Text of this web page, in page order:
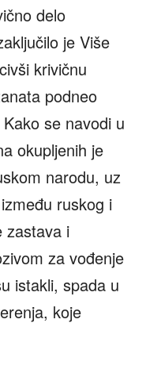
delo
je Više
krivičnu
podneo
se navodi u
okupljenih je
narodu, uz
ruskog i
zastava i
za vođenje
istakli, spada u
koje